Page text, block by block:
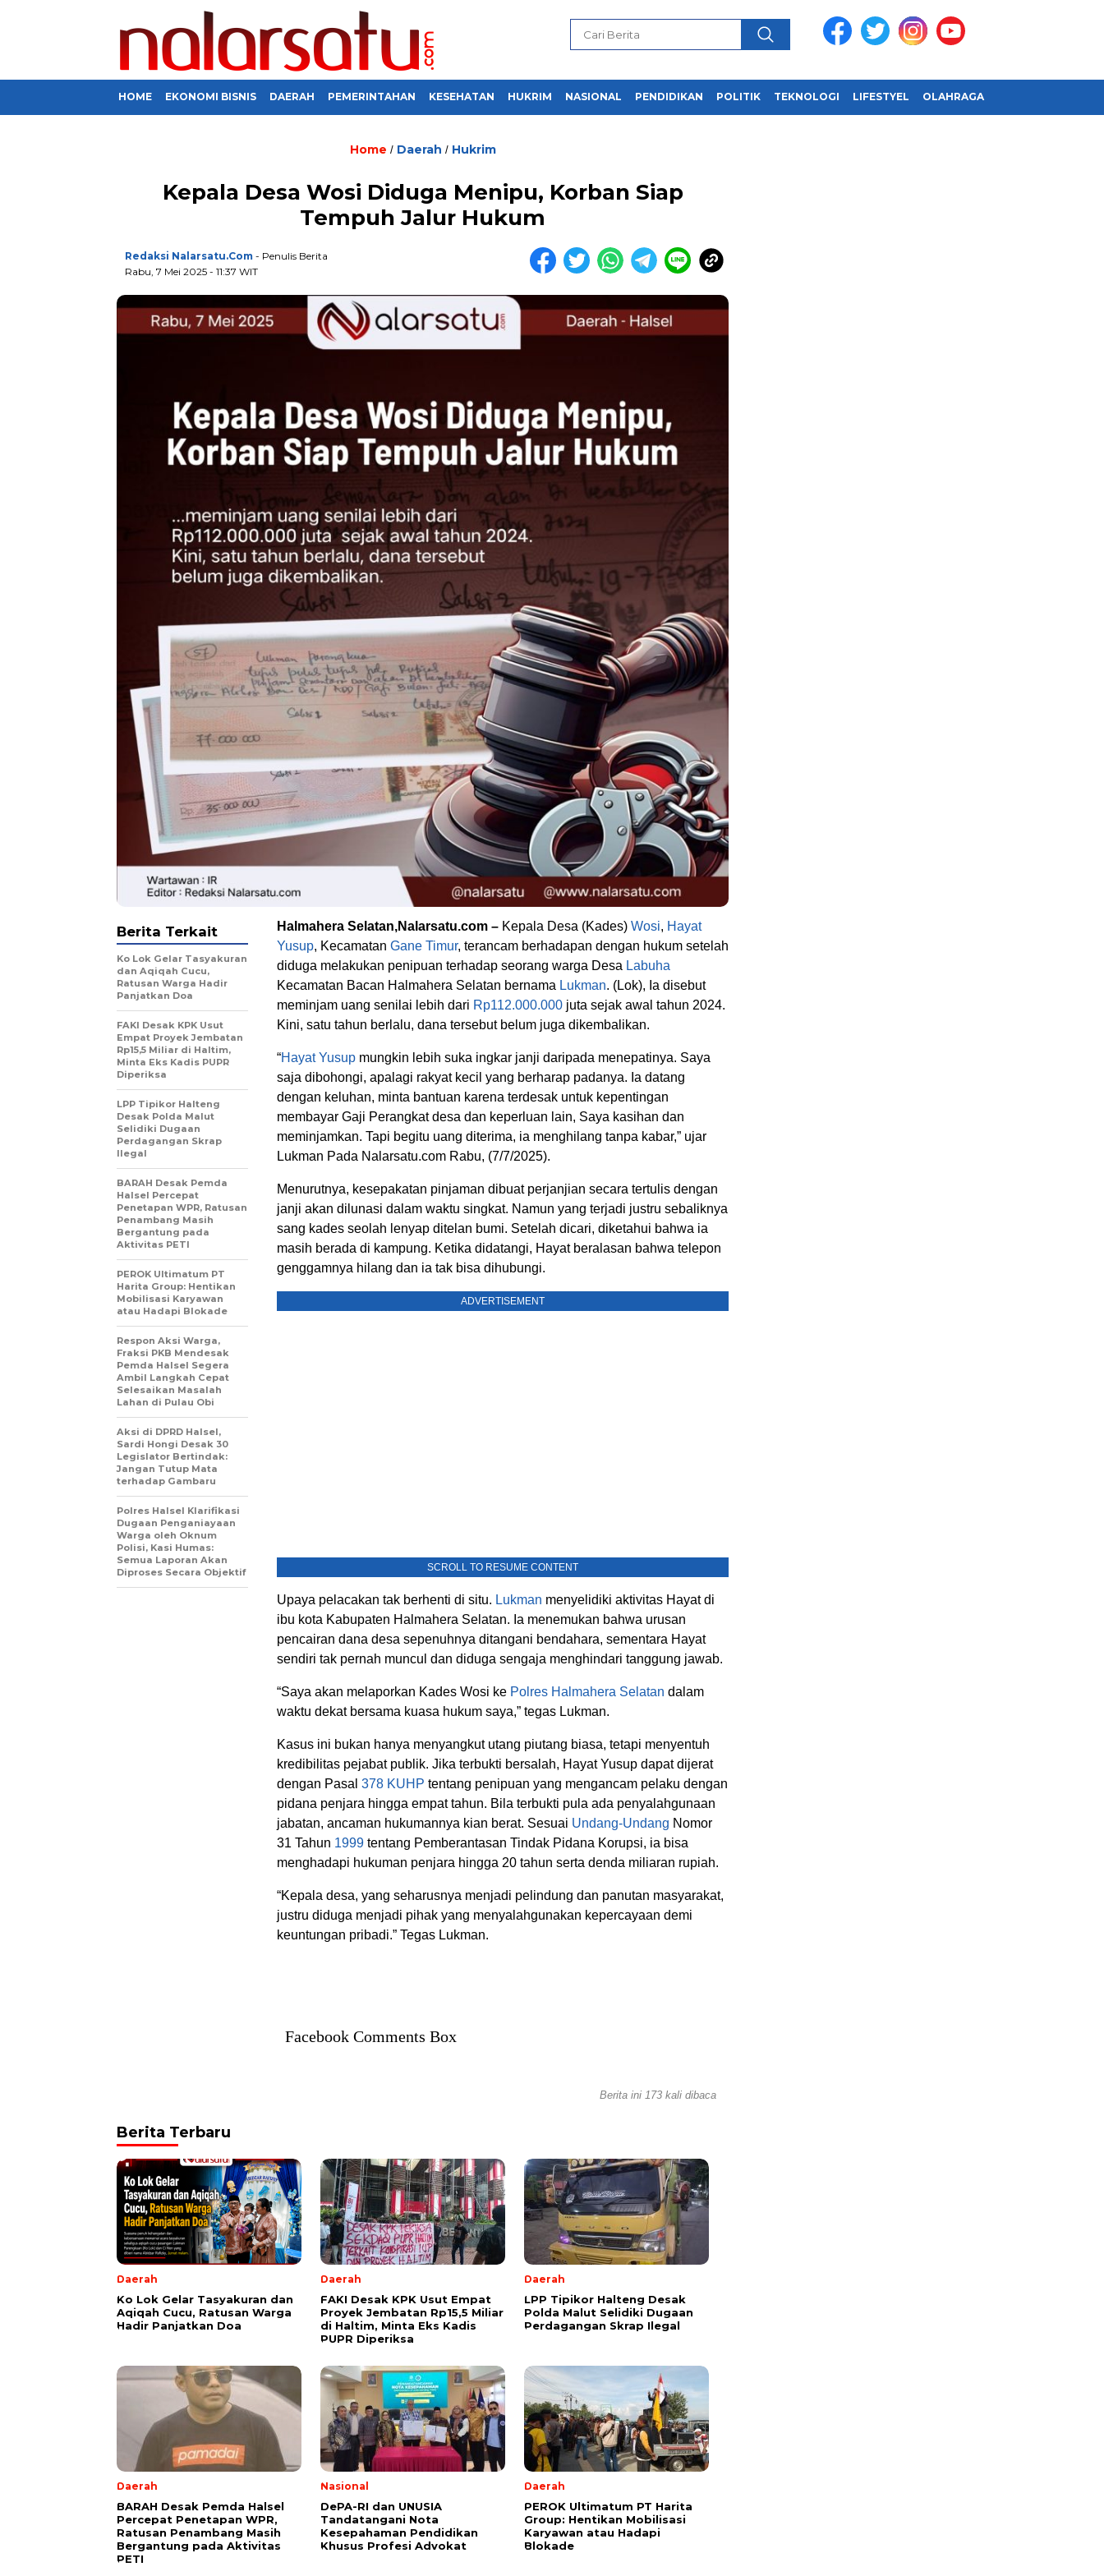
HOME EKONOMI BISNIS DAERAH PEMERINTAHAN KESEHATAN HUKRIM NASIONAL PENDIDIKAN POLITIK TEKNOLOGI LIFESTYEL OLAHRAGA
Home / Daerah / Hukrim
Kepala Desa Wosi Diduga Menipu, Korban Siap
Tempuh Jalur Hukum
Redaksi Nalarsatu.com - Penulis Berita
Rabu, 7 Mei 2025 - 11:37 WIT
Halmahera Selatan,Nalarsatu.com – Kepala Desa (Kades) Wosi, Hayat
Yusup, Kecamatan Gane Timur, terancam berhadapan dengan hukum setelah
diduga melakukan penipuan terhadap seorang warga Desa Labuha
Kecamatan Bacan Halmahera Selatan bernama Lukman. (Lok), Ia disebut
meminjam uang senilai lebih dari Rp112.000.000 juta sejak awal tahun 2024.
Kini, satu tahun berlalu, dana tersebut belum juga dikembalikan.
“Hayat Yusup mungkin lebih suka ingkar janji daripada menepatinya. Saya
saja dibohongi, apalagi rakyat kecil yang berharap padanya. Ia datang
dengan keluhan, minta bantuan karena terdesak untuk kepentingan
membayar Gaji Perangkat desa dan keperluan lain, Saya kasihan dan
meminjamkan. Tapi begitu uang diterima, ia menghilang tanpa kabar,” ujar
Lukman Pada Nalarsatu.com Rabu, (7/7/2025).
Menurutnya, kesepakatan pinjaman dibuat perjanjian secara tertulis dengan
janji akan dilunasi dalam waktu singkat. Namun yang terjadi justru sebaliknya
sang kades seolah lenyap ditelan bumi. Setelah dicari, diketahui bahwa ia
masih berada di kampung. Ketika didatangi, Hayat beralasan bahwa telepon
genggamnya hilang dan ia tak bisa dihubungi.
ADVERTISEMENT
SCROLL TO RESUME CONTENT
Upaya pelacakan tak berhenti di situ. Lukman menyelidiki aktivitas Hayat di
ibu kota Kabupaten Halmahera Selatan. Ia menemukan bahwa urusan
pencairan dana desa sepenuhnya ditangani bendahara, sementara Hayat
sendiri tak pernah muncul dan diduga sengaja menghindari tanggung jawab.
“Saya akan melaporkan Kades Wosi ke Polres Halmahera Selatan dalam
waktu dekat bersama kuasa hukum saya,” tegas Lukman.
Kasus ini bukan hanya menyangkut utang piutang biasa, tetapi menyentuh
kredibilitas pejabat publik. Jika terbukti bersalah, Hayat Yusup dapat dijerat
dengan Pasal 378 KUHP tentang penipuan yang mengancam pelaku dengan
pidana penjara hingga empat tahun. Bila terbukti pula ada penyalahgunaan
jabatan, ancaman hukumannya kian berat. Sesuai Undang-Undang Nomor
31 Tahun 1999 tentang Pemberantasan Tindak Pidana Korupsi, ia bisa
menghadapi hukuman penjara hingga 20 tahun serta denda miliaran rupiah.
“Kepala desa, yang seharusnya menjadi pelindung dan panutan masyarakat,
justru diduga menjadi pihak yang menyalahgunakan kepercayaan demi
keuntungan pribadi.” Tegas Lukman.
Facebook Comments Box
Berita Terkait
Ko Lok Gelar Tasyakuran
dan Aqiqah Cucu,
Ratusan Warga Hadir
Panjatkan Doa
FAKI Desak KPK Usut
Empat Proyek Jembatan
Rp15,5 Miliar di Haltim,
Minta Eks Kadis PUPR
Diperiksa
LPP Tipikor Halteng
Desak Polda Malut
Selidiki Dugaan
Perdagangan Skrap
Ilegal
BARAH Desak Pemda
Halsel Percepat
Penetapan WPR, Ratusan
Penambang Masih
Bergantung pada
Aktivitas PETI
PEROK Ultimatum PT
Harita Group: Hentikan
Mobilisasi Karyawan
atau Hadapi Blokade
Respon Aksi Warga,
Fraksi PKB Mendesak
Pemda Halsel Segera
Ambil Langkah Cepat
Selesaikan Masalah
Lahan di Pulau Obi
Aksi di DPRD Halsel,
Sardi Hongi Desak 30
Legislator Bertindak:
Jangan Tutup Mata
terhadap Gambaru
Polres Halsel Klarifikasi
Dugaan Penganiayaan
Warga oleh Oknum
Polisi, Kasi Humas:
Semua Laporan Akan
Diproses Secara Objektif
Berita ini 173 kali dibaca
Berita Terbaru
Daerah
Ko Lok Gelar Tasyakuran dan
Aqiqah Cucu, Ratusan Warga
Hadir Panjatkan Doa
Daerah
FAKI Desak KPK Usut Empat
Proyek Jembatan Rp15,5 Miliar
di Haltim, Minta Eks Kadis
PUPR Diperiksa
Daerah
LPP Tipikor Halteng Desak
Polda Malut Selidiki Dugaan
Perdagangan Skrap Ilegal
Daerah
BARAH Desak Pemda Halsel
Percepat Penetapan WPR,
Ratusan Penambang Masih
Bergantung pada Aktivitas
PETI
Nasional
DePA-RI dan UNUSIA
Tandatangani Nota
Kesepahaman Pendidikan
Khusus Profesi Advokat
Daerah
PEROK Ultimatum PT Harita
Group: Hentikan Mobilisasi
Karyawan atau Hadapi
Blokade